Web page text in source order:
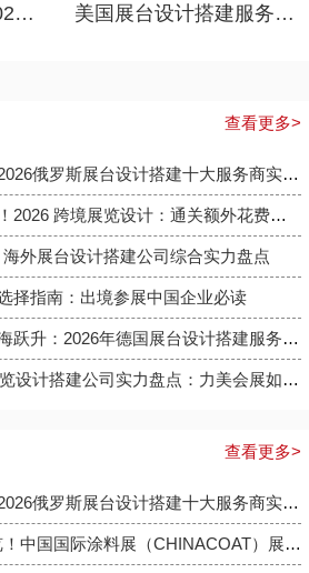
出境参展怎么选？2026 海外展台设计搭建公司综合实力盘点 美国展台设计搭建服务选择指南：出境参展中国企业必读
查看更多>
出境展览公司如何选？2026俄罗斯展台设计搭建十大服务商实力盘点
低价港澳展装暗藏套路！2026 跨境展览设计：通关额外花费避雷指南
外展台设计搭建公司综合实力盘点
择指南：出境参展中国企业必读
德国工业展台・品牌出海跃升：2026年德国展台设计搭建服务商选择指南
​2026年全国重点城市展览设计搭建公司实力盘点：力美会展如何做到性价比与专业度兼得？
查看更多>
出境展览公司如何选？2026俄罗斯展台设计搭建十大服务商实力盘点
2026 广州展览公司一览！中国国际涂料展（CHINACOAT）展台设计搭建服务商推荐